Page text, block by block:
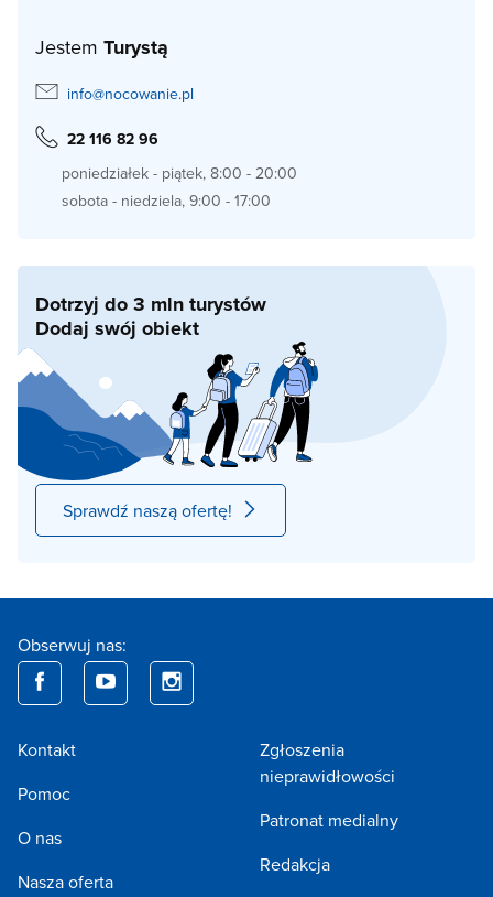
Jestem Turystą
info@nocowanie.pl
22 116 82 96
poniedziałek - piątek, 8:00 - 20:00
sobota - niedziela, 9:00 - 17:00
Dotrzyj do 3 mln turystów
Dodaj swój obiekt
Sprawdź naszą ofertę!
Obserwuj nas:
Kontakt
Pomoc
O nas
Nasza oferta
Zgłoszenia
nieprawidłowości
Patronat medialny
Redakcja